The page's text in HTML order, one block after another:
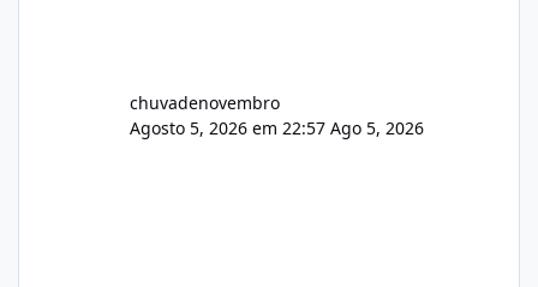
chuvadenovembro
Agosto 5, 2026 em 22:57 Ago 5, 2026